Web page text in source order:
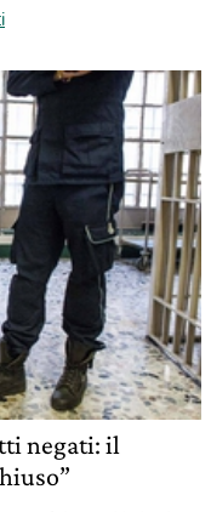
negati: il